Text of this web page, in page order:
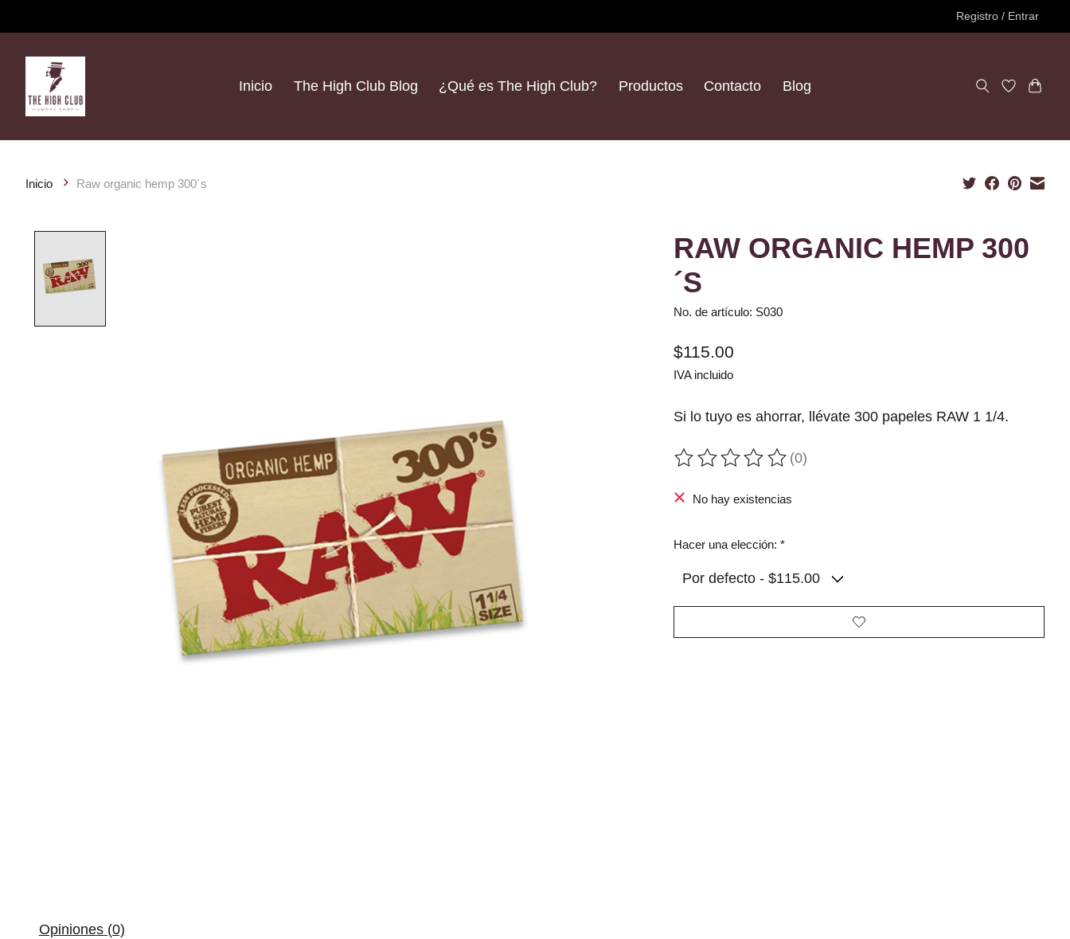
Registro / Entrar
Inicio The High Club Blog ¿Qué es The High Club? Productos Contacto Blog
Inicio Raw organic hemp 300´s
RAW ORGANIC HEMP 300
´S
No. de artículo: S030
$115.00
IVA incluido
Si lo tuyo es ahorrar, llévate 300 papeles RAW 1 1/4.
The rating of this product is
(0)
No hay existencias
Hacer una elección: *
Opiniones (0)